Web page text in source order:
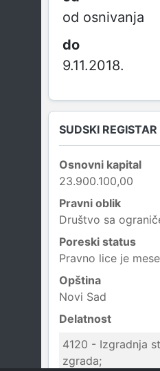
od osnivanja
9.11.2018.
SUDSKI REGISTAR
Osnovni kapital
23.900.100,00
Pravni oblik
Društvo sa
Poreski status
Pravno lice je
Opština
Novi Sad
Delatnost
4120 - Izgradnja
zgrada;